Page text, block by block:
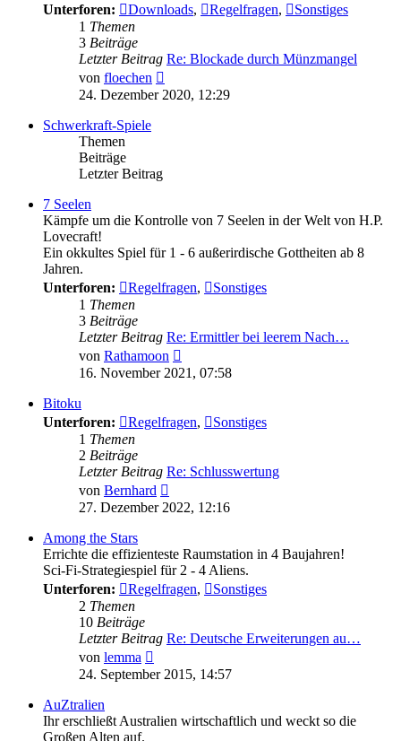
Unterforen:
Downloads, Regelfragen,
Sonstiges
1 Themen
3 Beiträge
Letzter Beitrag Re: Blockade durch Münzmangel
von floechen
Beitrag
24. Dezember 2020, 12:29
Schwerkraft-Spiele
Themen
Beiträge
Letzter Beitrag
7 Seelen
Kämpfe um die Kontrolle von 7 Seelen in der Welt von H.P.
Lovecraft!
Ein okkultes Spiel für 1 - 6 außerirdische Gottheiten ab 8
Jahren.
Unterforen:
Regelfragen,
Sonstiges
1 Themen
3 Beiträge
Letzter Beitrag Re: Ermittler bei leerem Nach…
von Rathamoon
Beitrag
16. November 2021, 07:58
Bitoku
Unterforen:
Regelfragen,
Sonstiges
1 Themen
2 Beiträge
Letzter Beitrag Re: Schlusswertung
von Bernhard
Beitrag
27. Dezember 2022, 12:16
Among the Stars
Errichte die effizienteste Raumstation in 4 Baujahren!
Sci-Fi-Strategiespiel für 2 - 4 Aliens.
Unterforen:
Regelfragen,
Sonstiges
2 Themen
10 Beiträge
Letzter Beitrag Re: Deutsche Erweiterungen au…
von lemma
Beitrag
24. September 2015, 14:57
AuZtralien
Ihr erschließt Australien wirtschaftlich und weckt so die
Großen Alten auf.